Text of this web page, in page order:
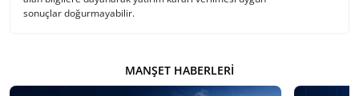
sonuçlar doğurmayabilir.
MANŞET HABERLERI